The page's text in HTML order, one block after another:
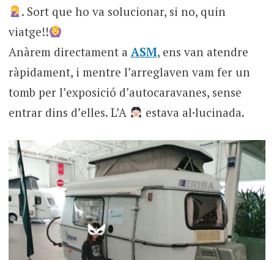
. Sort que ho va solucionar, si no, quin
viatge!!
Anàrem directament a ASM, ens van atendre
ràpidament, i mentre l’arreglaven vam fer un
tomb per l’exposició d’autocaravanes, sense
entrar dins d’elles. L’A
estava al·lucinada.